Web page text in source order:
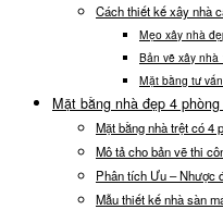
Cách thiết kế xây nhà
Mẹo xây nhà
Bản vẽ xây
Mặt bằng tư
Mặt bằng nhà đẹp 4
Mặt bằng nhà trệt có 4
Mô tả cho bản vẽ thi
Phân tích Ưu – Nhược
Mẫu thiết kế nhà sàn